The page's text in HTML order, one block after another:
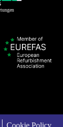
Cookie Policy